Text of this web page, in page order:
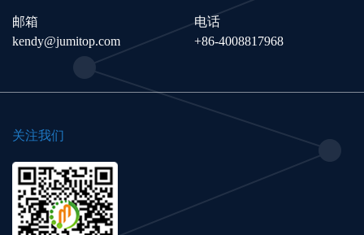
邮箱
kendy@jumitop.com
电话
+86-4008817968
关注我们